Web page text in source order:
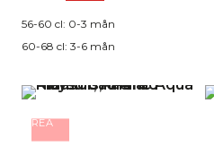
56-60 cl: 0-3 mån
60-68 cl: 3-6 mån
REA